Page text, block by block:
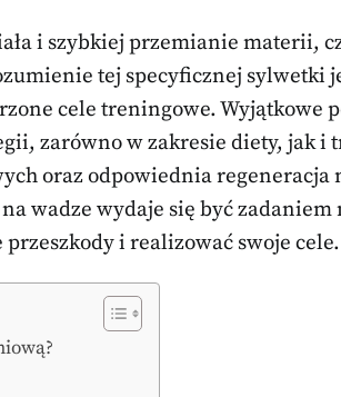
i szybkiej przemianie materii,
tej specyficznej sylwetki
cele treningowe. Wyjątkowe
zarówno w zakresie diety, jak i
oraz odpowiednia regeneracja
wadze wydaje się być
i realizować swoje cele.